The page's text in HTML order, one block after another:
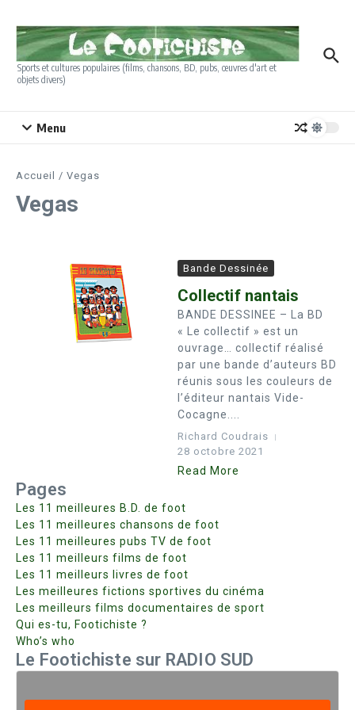
Sports et cultures populaires (films, chansons, BD, pubs, œuvres d'art et
objets divers)
Menu
Accueil / Vegas
Vegas
Bande Dessinée
Collectif nantais
BANDE DESSINEE – La BD
« Le collectif » est un
ouvrage… collectif réalisé
par une bande d’auteurs BD
réunis sous les couleurs de
l’éditeur nantais Vide-
Cocagne....
Richard Coudrais
28 octobre 2021
Read More
Pages
Les 11 meilleures B.D. de foot
Les 11 meilleures chansons de foot
Les 11 meilleures pubs TV de foot
Les 11 meilleurs films de foot
Les 11 meilleurs livres de foot
Les meilleures fictions sportives du cinéma
Les meilleurs films documentaires de sport
Qui es-tu, Footichiste ?
Who’s who
Le Footichiste sur RADIO SUD